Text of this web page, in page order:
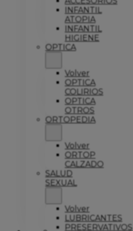
INFANTIL
ATOPIA
INFANTIL
HIGIENE
OPTICA
Volver
OPTICA
COLIRIOS
OPTICA
OTROS
ORTOPEDIA
Volver
ORTOP
CALZADO
SALUD
SEXUAL
Volver
LUBRICANTES
PRESERVATIVOS